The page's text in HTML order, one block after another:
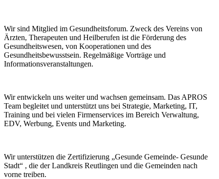
Wir sind Mitglied im Gesundheitsforum. Zweck des Vereins von
Ärzten, Therapeuten und Heilberufen ist die Förderung des
Gesundheitswesen, von Kooperationen und des
Gesundheitsbewusstsein. Regelmäßige Vorträge und
Informationsveranstaltungen.
Wir entwickeln uns weiter und wachsen gemeinsam. Das APROS
Team begleitet und unterstützt uns bei Strategie, Marketing, IT,
Training und bei vielen Firmenservices im Bereich Verwaltung,
EDV, Werbung, Events und Marketing.
Wir unterstützen die Zertifizierung „Gesunde Gemeinde- Gesunde
Stadt“ , die der Landkreis Reutlingen und die Gemeinden nach
vorne treiben.